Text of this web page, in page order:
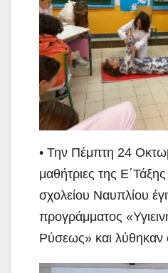
• Την Πέμπτη 24
μαθήτριες της
σχολείου Ναυπλίου
προγράμματος
Ρύσεως» και λύθηκαν